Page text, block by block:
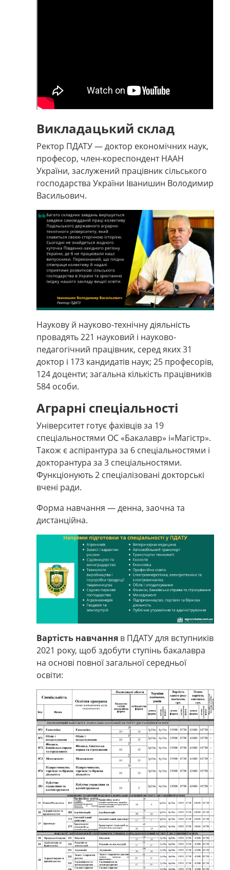
Викладацький склад
Ректор ПДАТУ — доктор економічних наук,
професор, член-кореспондент НААН
України, заслужений працівник сільського
господарства України Іванишин Володимир
Васильович.
Наукову й науково-технічну діяльність
провадять 221 науковий і науково-
педагогічний працівник, серед яких 31
доктор і 173 кандидатів наук; 25 професорів,
124 доценти; загальна кількість працівників
584 особи.
Аграрні спеціальності
Університет готує фахівців за 19
спеціальностями ОС «Бакалавр» і«Магістр».
Також є аспірантура за 6 спеціальностями і
докторантура за 3 спеціальностями.
Функціонують 2 спеціалізовані докторські
вчені ради.
Форма навчання — денна, заочна та
дистанційна.
Вартість навчання в ПДАТУ для вступників
2021 року, щоб здобути ступінь бакалавра
на основі повної загальної середньої
освіти: